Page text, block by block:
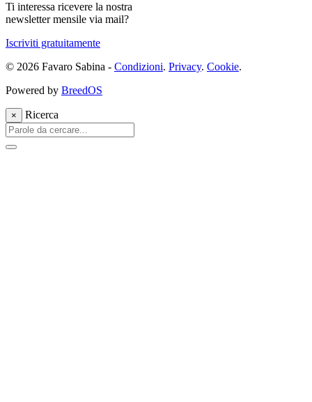
Ti interessa ricevere la nostra
newsletter mensile via mail?
Iscriviti gratuitamente
© 2026 Favaro Sabina - Condizioni. Privacy. Cookie.
Powered by BreedOS
× Ricerca